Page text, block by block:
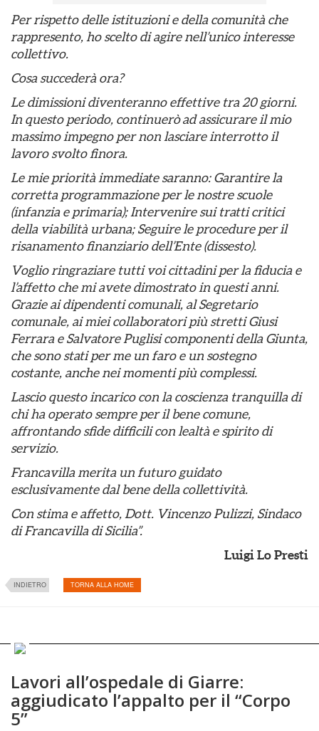
Per rispetto delle istituzioni e della comunità che
rappresento, ho scelto di agire nell’unico interesse
collettivo.
Cosa succederà ora?
Le dimissioni diventeranno effettive tra 20 giorni.
In questo periodo, continuerò ad assicurare il mio
massimo impegno per non lasciare interrotto il
lavoro svolto finora.
Le mie priorità immediate saranno: Garantire la
corretta programmazione per le nostre scuole
(infanzia e primaria); Intervenire sui tratti critici
della viabilità urbana; Seguire le procedure per il
risanamento finanziario dell’Ente (dissesto).
Voglio ringraziare tutti voi cittadini per la fiducia e
l’affetto che mi avete dimostrato in questi anni.
Grazie ai dipendenti comunali, al Segretario
comunale, ai miei collaboratori più stretti Giusi
Ferrara e Salvatore Puglisi componenti della Giunta,
che sono stati per me un faro e un sostegno
costante, anche nei momenti più complessi.
Lascio questo incarico con la coscienza tranquilla di
chi ha operato sempre per il bene comune,
affrontando sfide difficili con lealtà e spirito di
servizio.
Francavilla merita un futuro guidato
esclusivamente dal bene della collettività.
Con stima e affetto, Dott. Vincenzo Pulizzi, Sindaco
di Francavilla di Sicilia”.
Luigi Lo Presti
INDIETRO TORNA ALLA HOME
Lavori all’ospedale di Giarre:
aggiudicato l’appalto per il “Corpo
5”